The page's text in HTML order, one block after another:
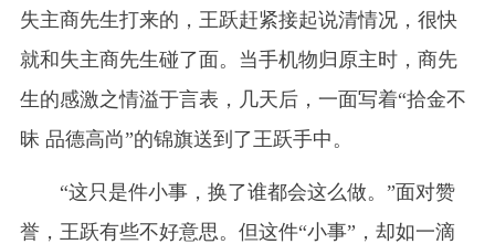
失主商先生打来的，王跃赶紧接起说清情况，很快
就和失主商先生碰了面。当手机物归原主时，商先
生的感激之情溢于言表，几天后，一面写着“拾金不
昧 品德高尚”的锦旗送到了王跃手中。
“这只是件小事，换了谁都会这么做。”面对赞
誉，王跃有些不好意思。但这件“小事”，却如一滴